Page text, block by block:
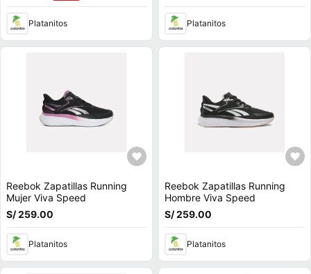
Platanitos Platanitos
Reebok Zapatillas Running
Mujer Viva Speed
S/ 259.00
Platanitos
Reebok Zapatillas Running
Hombre Viva Speed
S/ 259.00
Platanitos